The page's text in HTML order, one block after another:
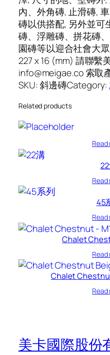
內、外角磚, 止滑磚,
磚以供搭配, 另外並可
磚、浮雕磚、拼花磚
園磚等以迎合社會大
227 x 16 (mm) 請聯繫
info@meigae.co 索取
SKU:斜邊磚Category:
Related products
Read
Read
45
Read
Chalet
Read
Chalet
Read
美卡國際股份